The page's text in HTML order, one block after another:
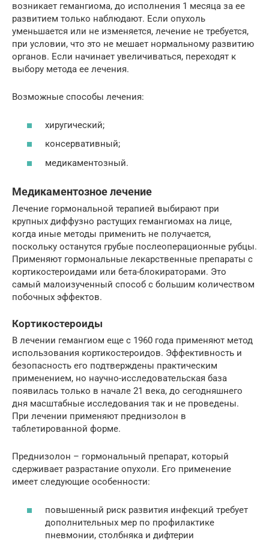
возникает гемангиома, до исполнения 1 месяца за ее
развитием только наблюдают. Если опухоль
уменьшается или не изменяется, лечение не требуется,
при условии, что это не мешает нормальному развитию
органов. Если начинает увеличиваться, переходят к
выбору метода ее лечения.
Возможные способы лечения:
хиругический;
консервативный;
медикаментозный.
Медикаментозное лечение
Лечение гормональной терапией выбирают при
крупных диффузно растущих гемангиомах на лице,
когда иные методы применить не получается,
поскольку останутся грубые послеоперационные рубцы.
Применяют гормональные лекарственные препараты с
кортикостероидами или бета-блокираторами. Это
самый малоизученный способ с большим количеством
побочных эффектов.
Кортикостероиды
В лечении гемангиом еще с 1960 года применяют метод
использования кортикостероидов. Эффективность и
безопасность его подтверждены практическим
применением, но научно-исследовательская база
появилась только в начале 21 века, до сегодняшнего
дня масштабные исследования так и не проведены.
При лечении применяют преднизолон в
таблетированной форме.
Преднизолон – гормональный препарат, который
сдерживает разрастание опухоли. Его применение
имеет следующие особенности:
повышенный риск развития инфекций требует
дополнительных мер по профилактике
пневмонии, столбняка и дифтерии